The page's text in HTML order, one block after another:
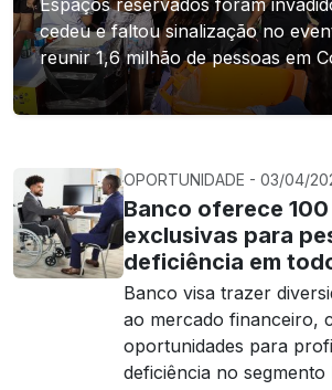
Espaços reservados foram
cedeu e faltou sinalização no
reunir 1,6 milhão de pessoas em
OPORTUNIDADE - 03/04/
Banco oferece
exclusivas para
deficiência em
Banco visa trazer
ao mercado financeiro,
oportunidades para
deficiência no segmento